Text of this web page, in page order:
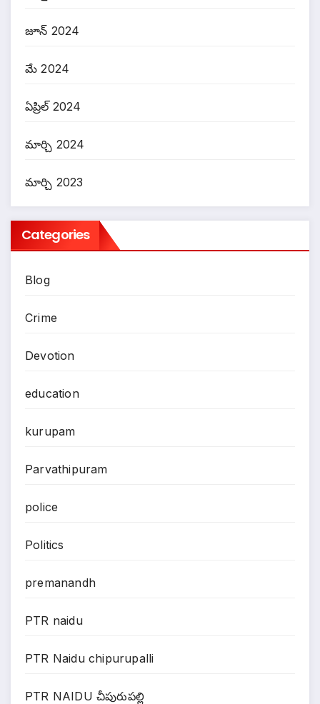
జూన్ 2024
మే 2024
ఏప్రిల్ 2024
మార్చి 2024
మార్చి 2023
Categories
Blog
Crime
Devotion
education
kurupam
Parvathipuram
police
Politics
premanandh
PTR naidu
PTR Naidu chipurupalli
PTR NAIDU చీపురుపల్లి